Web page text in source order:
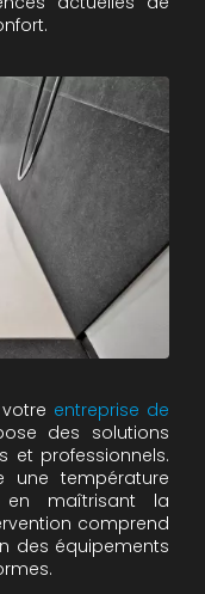
entreprise de
des solutions
et professionnels.
une température
maîtrisant la
comprend
des équipements